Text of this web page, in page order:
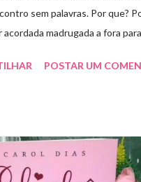
sem palavras. Por que?
acordada madrugada a fora
Saga Trono de Vidro que
com tudo que
descobriram sobre o Pai do
POSTAR UM